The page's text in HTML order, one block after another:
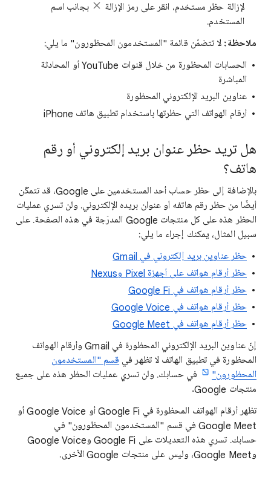
لإزالة حظر مستخدم، انقر على رمز الإزالة
بجانب اسم
المستخدم.
ملاحظة: لا تتضمّن قائمة "المستخدمون المحظورون" ما يلي:
الحسابات المحظورة من خلال قنوات YouTube أو المحادثة
المباشرة
عناوين البريد الإلكتروني المحظورة
أرقام الهواتف التي حظرتها باستخدام تطبيق هاتف iPhone
هل تريد حظر عنوان بريد إلكتروني أو رقم
هاتف؟
بالإضافة إلى حظر حساب أحد المستخدمين على Google، قد تتمكّن
أيضًا من حظر رقم هاتفه أو عنوان بريده الإلكتروني. ولن تسري عمليات
الحظر هذه على كل منتجات Google المدرَجة في هذه الصفحة. على
سبيل المثال، يمكنك إجراء ما يلي:
حظر عناوين بريد إلكتروني في Gmail
حظر أرقام هواتف على أجهزة Pixel وNexus
حظر أرقام هواتف في Google Fi
حظر أرقام هواتف في Google Voice
حظر أرقام هواتف في Google Meet
إنّ عناوين البريد الإلكتروني المحظورة في Gmail وأرقام الهواتف
المحظورة في تطبيق الهاتف لا تظهر في قسم "المستخدمون
المحظورون"
في حسابك. ولن تسري عمليات الحظر هذه على جميع
منتجات Google.
تظهر أرقام الهواتف المحظورة في Google Fi أو Google Voice أو
Google Meet في قسم "المستخدمون المحظورون" في
حسابك. تسري هذه التعديلات على Google Fi وGoogle Voice
وGoogle Meet، وليس على منتجات Google الأخرى.